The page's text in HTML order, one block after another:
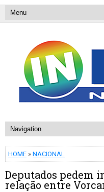
HOME » NACIONAL
Deputados pedem
relação entre